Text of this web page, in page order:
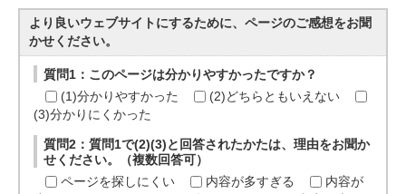
より良いウェブサイトにするために、ページのご感想をお聞
かせください。
質問1：このページは分かりやすかったですか？
(1)分かりやすかった
(2)どちらともいえない
(3)分かりにくかった
質問2：質問1で(2)(3)と回答されたかたは、理由をお聞か
せください。（複数回答可）
ページを探しにくい
内容が多すぎる
内容が